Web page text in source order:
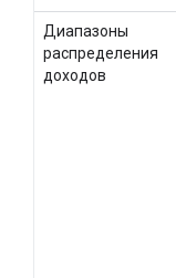
Диапазоны
распределения
доходов